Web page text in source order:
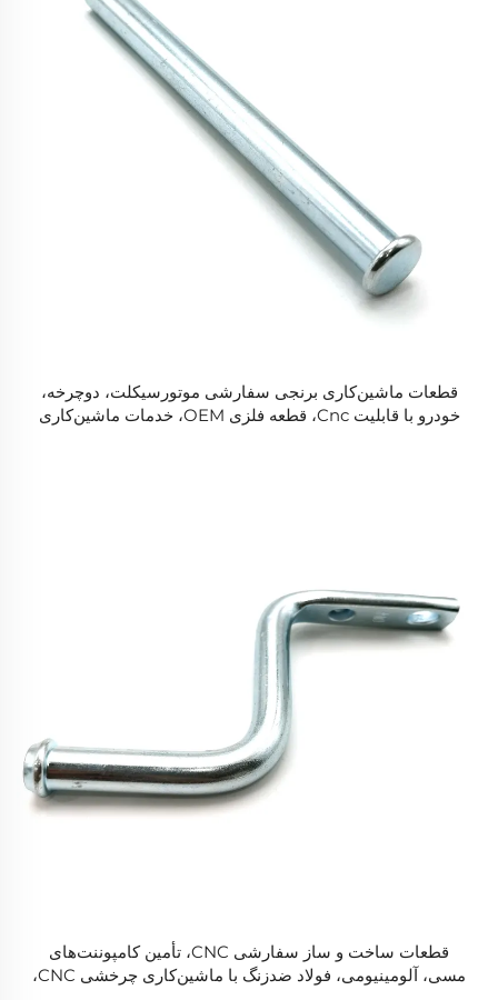
قطعات ماشین‌کاری برنجی سفارشی موتورسیکلت، دوچرخه،
خودرو با قابلیت Cnc، قطعه فلزی OEM، خدمات ماشین‌کاری
قطعات ساخت و ساز سفارشی CNC، تأمین کامپوننت‌های
مسی، آلومینیومی، فولاد ضدزنگ با ماشین‌کاری چرخشی CNC،